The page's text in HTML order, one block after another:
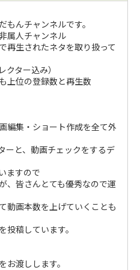
んチャンネルです。
属人チャンネル
再生されたネタを取り扱って
クター込み）
上位の登録数と再生数
編集・ショート作成を全て外
ーと、動画チェックをするデ
ますので
、皆さんとても優秀なので運
動画本数を上げていくことも
投稿しています。
お渡しします。